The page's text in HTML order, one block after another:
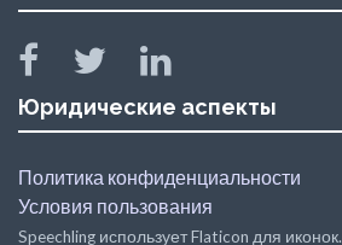
Юридические аспекты
Политика конфиденциальности
Условия пользования
Speechling использует Flaticon для иконок.